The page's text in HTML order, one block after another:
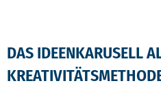
DAS IDEENKARUSELL